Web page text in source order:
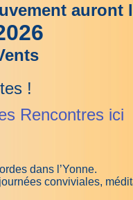
auront
!
Rencontres ici
dans l’Yonne.
conviviales,